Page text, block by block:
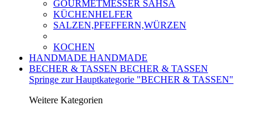
GOURMETMESSER SAHSA
KÜCHENHELFER
SALZEN,PFEFFERN,WÜRZEN
KOCHEN
HANDMADE HANDMADE
BECHER & TASSEN BECHER & TASSEN
Springe zur Hauptkategorie "BECHER & TASSEN"
Weitere Kategorien